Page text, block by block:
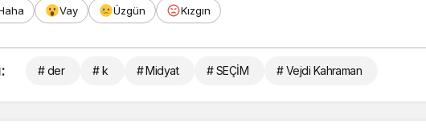
Vay Üzgün Kızgın
# der # k # Midyat # SEÇİM # Vejdi Kahraman